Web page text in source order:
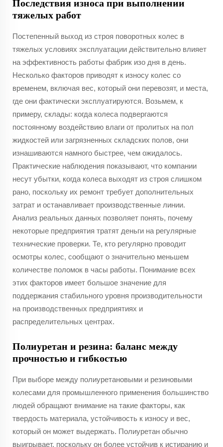
Последствия износа при выполнении
тяжелых работ
Постепенный выход из строя поворотных колес в
тяжелых условиях эксплуатации действительно влияет
на эффективность работы фабрик изо дня в день.
Несколько факторов приводят к износу колес со
временем, включая вес, который они перевозят, и места,
где они фактически эксплуатируются. Возьмем, к
примеру, склады: когда колеса подвергаются
постоянному воздействию влаги от пролитых на пол
жидкостей или загрязненных складских полов, они
изнашиваются намного быстрее, чем ожидалось.
Практические наблюдения показывают, что компании
несут убытки, когда колеса выходят из строя слишком
рано, поскольку их ремонт требует дополнительных
затрат и останавливает производственные линии.
Анализ реальных данных позволяет понять, почему
некоторые предприятия тратят деньги на регулярные
технические проверки. Те, кто регулярно проводит
осмотры колес, сообщают о значительно меньшем
количестве поломок в часы работы. Понимание всех
этих факторов имеет большое значение для
поддержания стабильного уровня производительности
на производственных предприятиях и
распределительных центрах.
Полиуретан и резина: баланс между
прочностью и гибкостью
При выборе между полиуретановыми и резиновыми
колесами для промышленного применения большинство
людей обращают внимание на такие факторы, как
твердость материала, устойчивость к износу и вес,
который он может выдержать. Полиуретан обычно
выигрывает, поскольку он более устойчив к истиранию и